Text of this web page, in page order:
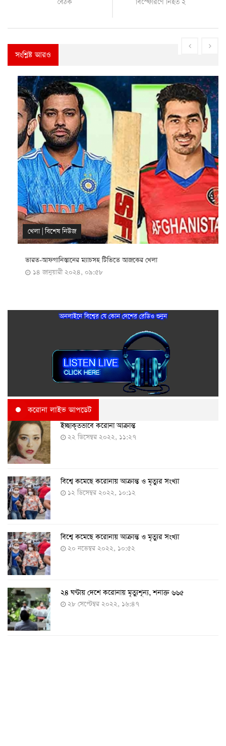
বৈঠক
বিস্ফোরণে নিহত ২
সংশ্লিষ্ট আরও
খেলা|বিশেষ নিউজ
ভারত-আফগানিস্তানের ম্যাচসহ টিভিতে আজকের খেলা
১৪ জানুয়ারী ২০২৪, ০৯:৫৮
অনলাইনে বিশ্বের যে কোন দেশের রেডিও শুনুন
করোনা লাইভ আপডেট
ইচ্ছাকৃতভাবে করোনা আক্রান্ত
২২ ডিসেম্বর ২০২২, ১১:২৭
বিশ্বে কমেছে করোনায় আক্রান্ত ও মৃত্যুর সংখ্যা
১২ ডিসেম্বর ২০২২, ১০:১২
বিশ্বে কমেছে করোনায় আক্রান্ত ও মৃত্যুর সংখ্যা
২০ নভেম্বর ২০২২, ১০:৫২
২৪ ঘণ্টায় দেশে করোনায় মৃত্যুশূন্য, শনাক্ত ৬৬৫
২৮ সেপ্টেম্বর ২০২২, ১৬:৪৭